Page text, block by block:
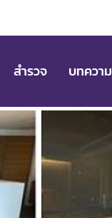
สำรวจ บทความ